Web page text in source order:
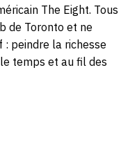
D'EXPO
The Eight. Tous
de Toronto et ne
peindre la richesse
temps et au fil des